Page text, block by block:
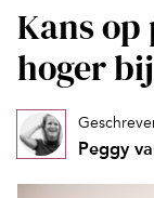
Kans
hoger
Peggy